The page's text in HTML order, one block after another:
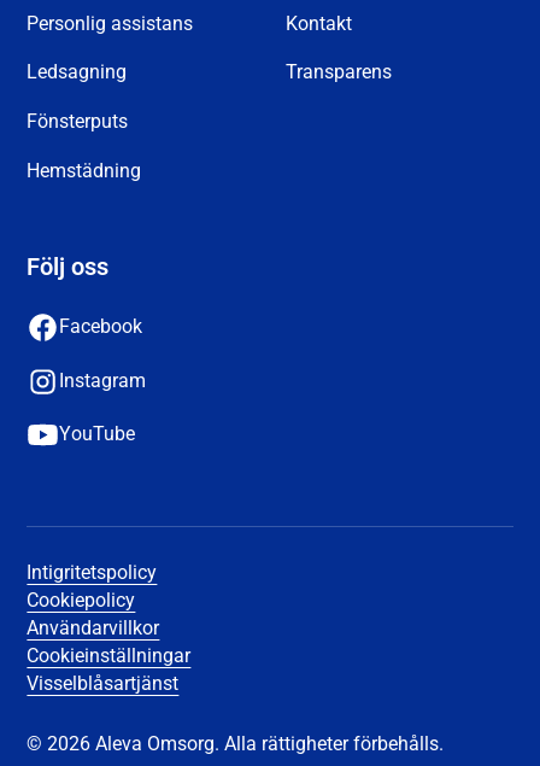
Personlig assistans
Ledsagning
Fönsterputs
Hemstädning
Kontakt
Transparens
Följ oss
Facebook
Instagram
YouTube
© 2026 Aleva Omsorg. Alla rättigheter förbehålls.
Intigritetspolicy
Cookiepolicy
Användarvillkor
Cookieinställningar
Visselblåsartjänst